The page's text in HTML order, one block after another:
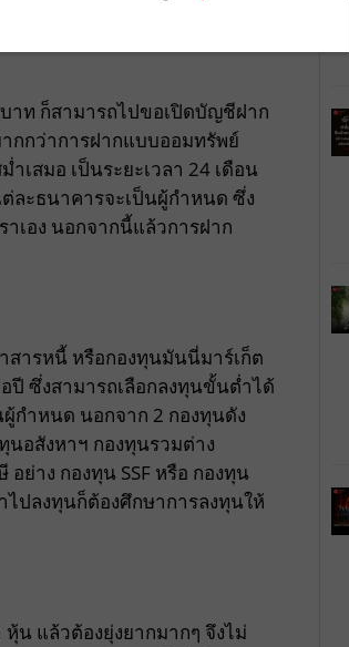
ป็นเงินก้อนใหญ่ ๆ ได้
าท ก็สามารถไปขอเปิดบัญชีฝาก
กกว่าการฝากแบบออมทรัพย์
เสมอ เป็นระยะเวลา 24 เดือน
ละธนาคารจะเป็นผู้กำหนด ซึ่ง
าเอง นอกจากนี้แล้วการฝาก
สารหนี้ หรือกองทุนมันนี่มาร์เก็ต
ปี ซึ่งสามารถเลือกลงทุนขั้นต่ำได้
กำหนด นอกจาก 2 กองทุนดัง
นอสังหาฯ กองทุนรวมต่าง
ย่าง กองทุน SSF หรือ กองทุน
ไปลงทุนก็ต้องศึกษาการลงทุนให้
น แล้วต้องยุ่งยากมากๆ จึงไม่